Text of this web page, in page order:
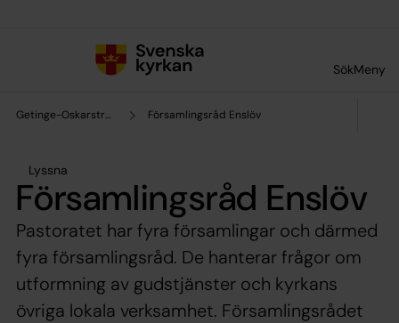
SökMeny
Getinge-Oskarströms pastorat Församlingsråd Enslöv
Lyssna
Församlingsråd Enslöv
Pastoratet har fyra församlingar och därmed
fyra församlingsråd. De hanterar frågor om
utformning av gudstjänster och kyrkans
övriga lokala verksamhet. Församlingsrådet